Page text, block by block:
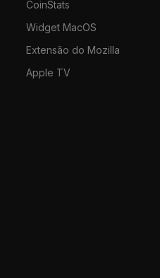
CoinStats
Widget MacOS
Extensão do Mozilla
Apple TV